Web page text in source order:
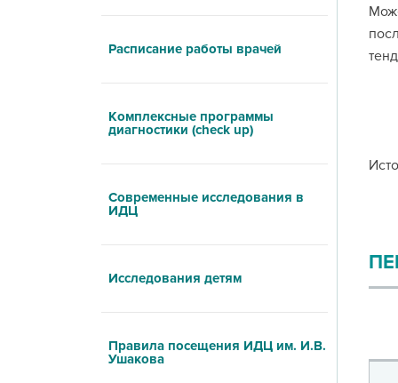
Расписание работы врачей
Комплексные программы
диагностики (check up)
Современные исследования в
ИДЦ
Исследования детям
Правила посещения ИДЦ им. И.В.
Ушакова